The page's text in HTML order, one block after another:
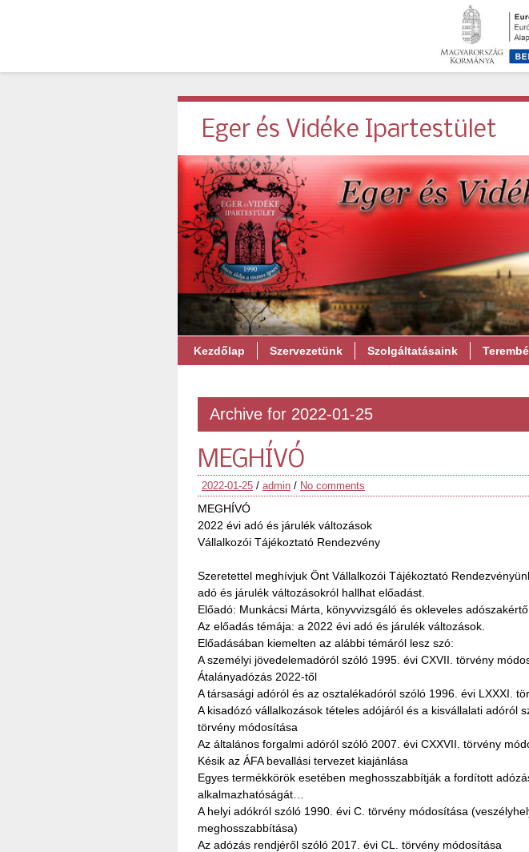
Eger és Vidéke Ipartestület
Kezdőlap Szervezetünk Szolgáltatásaink
Archive for 2022-01-25
MEGHÍVÓ
2022-01-25 / admin / No comments
MEGHÍVÓ
2022 évi adó és járulék változások
Vállalkozói Tájékoztató Rendezvény
Szeretettel meghívjuk Önt Vállalkozói Tájékoztató
adó és járulék változásokról hallhat előadást.
Előadó: Munkácsi Márta, könyvvizsgáló és okleveles adószakértő
Az előadás témája: a 2022 évi adó és járulék változások.
Előadásában kiemelten az alábbi témáról lesz szó:
A személyi jövedelemadóról szóló 1995. évi CXVII. törvény
Átalányadózás 2022-től
A társasági adóról és az osztalékadóról szóló 1996. évi LXXXI.
A kisadózó vállalkozások tételes adójáról és a kisvállalati adóról
törvény módosítása
Az általános forgalmi adóról szóló 2007. évi CXXVII. törvény
Késik az ÁFA bevallási tervezet kiajánlása
Egyes termékkörök esetében meghosszabbítják a fordított
alkalmazhatóságát…
A helyi adókról szóló 1990. évi C. törvény módosítása
meghosszabbítása)
Az adózás rendjéről szóló 2017. évi CL. törvény módosítása